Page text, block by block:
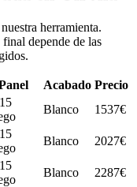
herramienta.
depende de las
Acabado Precio
Blanco 1537€
Blanco 2027€
Blanco 2287€